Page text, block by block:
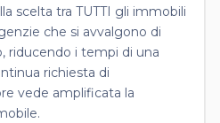
scelta tra TUTTI gli immobili
che si avvalgono di
riducendo i tempi di una
richiesta di
vede amplificata la